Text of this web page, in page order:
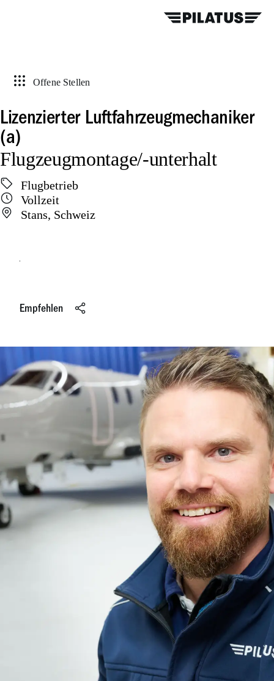
Offene Stellen
Lizenzierter Luftfahrzeugmechaniker
(a)
Flugzeugmontage/-unterhalt
Flugbetrieb
Vollzeit
Stans, Schweiz
Online bewerben
Empfehlen